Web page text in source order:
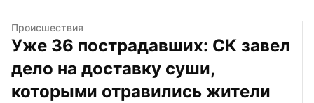
Происшествия
Уже 36 пострадавших: СК завел
дело на доставку суши,
которыми отравились жители